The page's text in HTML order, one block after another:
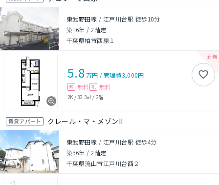
東武野田線 / 江戸川台駅 徒歩10分
築16年 /2階建
千葉県柏市西原１
5.8万円 /管理費3,000円
敷 無料 礼 無料
2K /32.3㎡ / 2階
賃貸アパート クレール・マ・メゾンII
東武野田線 / 江戸川台駅 徒歩4分
築36年 /2階建
千葉県流山市江戸川台西２